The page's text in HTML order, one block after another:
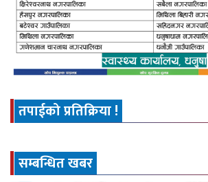
तपाईको प्रतिक्रिया !
सम्बन्धित खबर